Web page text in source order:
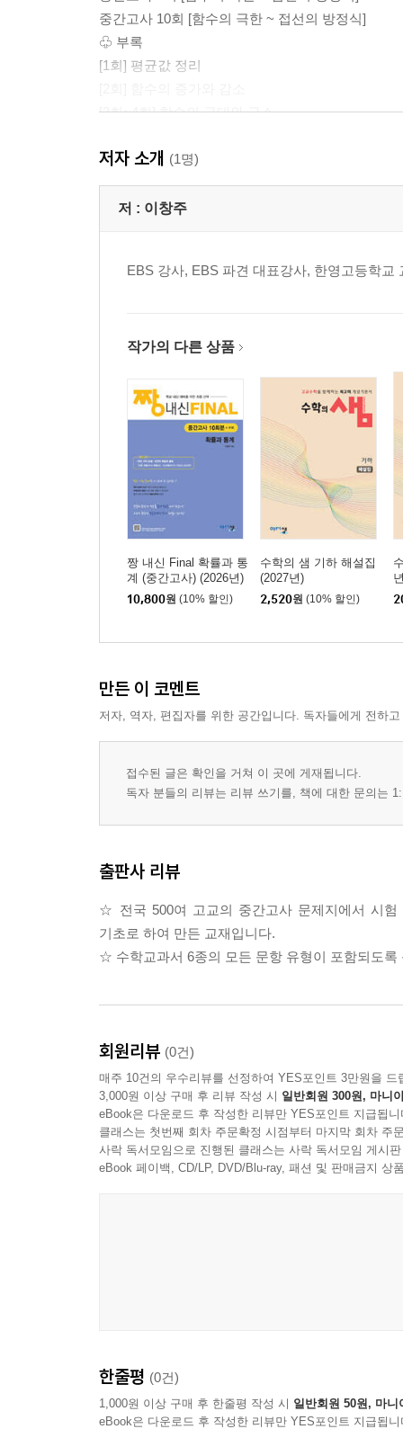
중간고사 10회 [함수의 극한 ~ 접선의 방정식]
♧ 부록
[1회] 평균값 정리
[3회~4회] 함수의 극대와 극소
저자 소개 (1명)
저 : 이창주
EBS 강사, EBS 파견 대표강사, 한영고등학
작가의 다른 상품
짱 내신 Final 확률과 통
계 (중간고사) (2026년)
10,800원 (10% 할인)
수학의 샘 기하 해설집
(2027년)
2,520원 (10% 할인)
만든 이 코멘트
저자, 역자, 편집자를 위한 공간입니다. 독자들에게 전하
접수된 글은 확인을 거쳐 이 곳에 게재됩니다.
독자 분들의 리뷰는 리뷰 쓰기를, 책에 대한 문의는
출판사 리뷰
☆ 전국 500여 고교의 중간고사 문제지에서 시
기초로 하여 만든 교재입니다.
☆ 수학교과서 6종의 모든 문항 유형이 포함되도록
회원리뷰 (0건)
매주 10건의 우수리뷰를 선정하여 YES포인트 3만원을 드
3,000원 이상 구매 후 리뷰 작성 시 일반회원 300원, 마니
eBook은 다운로드 후 작성한 리뷰만 YES포인트 지급됩니
클래스는 첫번째 회차 주문확정 시점부터 마지막 회차 주
사락 독서모임으로 진행된 클래스는 사락 독서모임 게시
eBook 페이백, CD/LP, DVD/Blu-ray, 패션 및 판매금지 상
한줄평 (0건)
1,000원 이상 구매 후 한줄평 작성 시 일반회원 50원, 마니
eBook은 다운로드 후 작성한 리뷰만 YES포인트 지급됩니